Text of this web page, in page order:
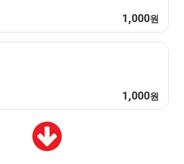
1,000원
1,000원